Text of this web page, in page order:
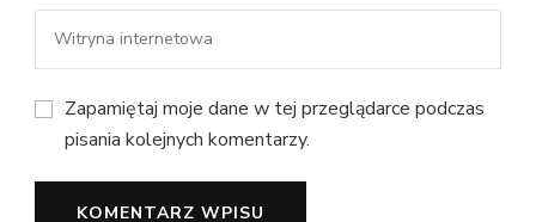
Zapamiętaj moje dane w tej przeglądarce podczas
pisania kolejnych komentarzy.